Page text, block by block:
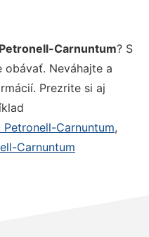
Carnuntum? S
obávať. Neváhajte a
Prezrite si aj
Carnuntum,
Carnuntum